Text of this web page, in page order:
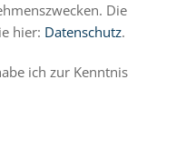
Die
hier: Datenschutz.
ich zur Kenntnis